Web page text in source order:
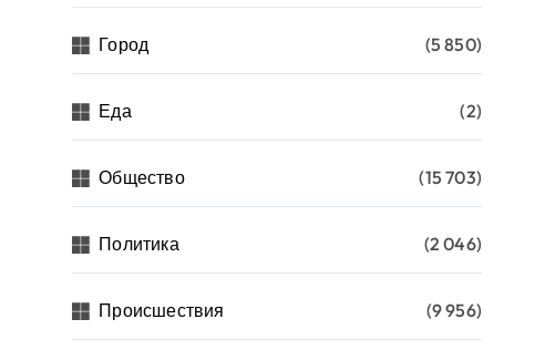
Город (5 850)
Еда (2)
Общество (15 703)
Политика (2 046)
Происшествия (9 956)